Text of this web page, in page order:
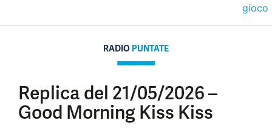
gioco
RADIO PUNTATE
Replica del 21/05/2026 –
Good Morning Kiss Kiss